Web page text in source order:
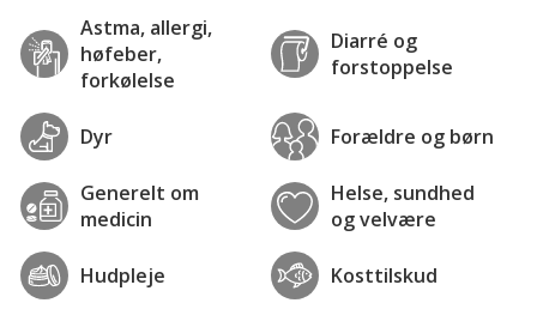
Astma, allergi,
høfeber,
forkølelse
Diarré og
forstoppelse
Dyr Forældre og børn
Generelt om
medicin
Helse, sundhed
og velvære
Hudpleje Kosttilskud